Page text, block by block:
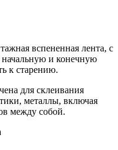
вспененная лента, с
и конечную
к старению.
для склеивания
металлы, включая
между собой.